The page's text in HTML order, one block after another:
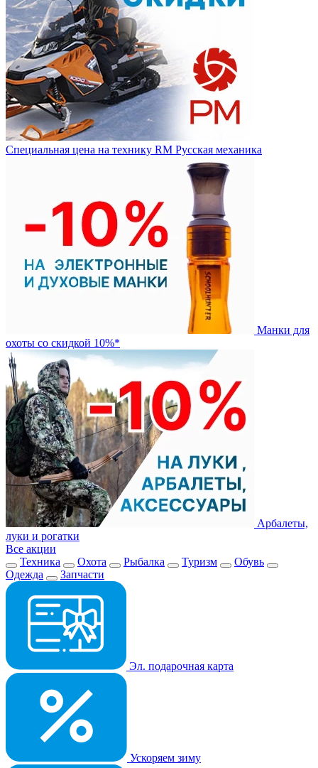
Специальная цена на технику RM Русская механика
Манки для
охоты со скидкой 10%*
Арбалеты,
луки и рогатки
Все акции
Техника
Охота Рыбалка Туризм
Обувь
Одежда
Запчасти
Эл. подарочная карта
Ускоряем зиму